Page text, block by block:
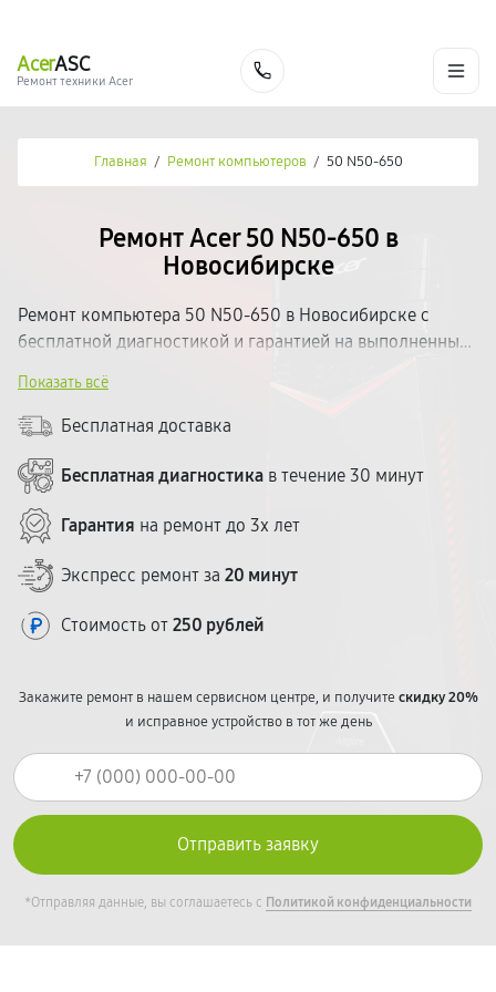
AcerASC
Ремонт техники Acer
Главная / Ремонт компьютеров / 50 N50-650
Ремонт Acer 50 N50-650 в
Новосибирске
Ремонт компьютера 50 N50-650 в Новосибирске с
бесплатной диагностикой и гарантией на выполненные
стоимость и приступим к ремонту. Используем
качественные комплектующие и современное
обращения. Прозрачные цены.
Показать всё
Бесплатная доставка
Бесплатная диагностика в течение 30 минут
Гарантия на ремонт до 3х лет
Экспресс ремонт за 20 минут
Стоимость от 250 рублей
Закажите ремонт в нашем сервисном центре, и получитескидку 20%
и исправное устройство в тот же день
*Отправляя данные, вы соглашаетесь с Политикой конфиденциальности